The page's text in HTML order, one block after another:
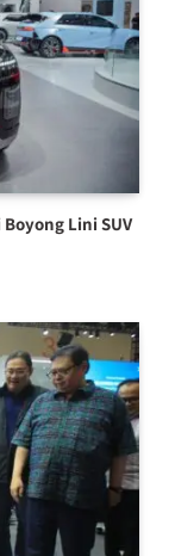
Lini SUV